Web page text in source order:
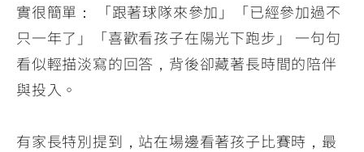
實很簡單： 「跟著球隊來參加」「已經參加過不
只一年了」「喜歡看孩子在陽光下跑步」 一句句
看似輕描淡寫的回答，背後卻藏著長時間的陪伴
與投入。
有家長特別提到，站在場邊看著孩子比賽時，最